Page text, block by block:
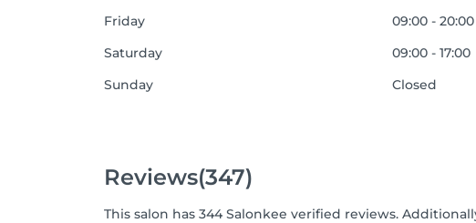
Friday
09:00 - 20:00
Saturday
09:00 - 17:00
Sunday
Closed
Reviews(347)
This salon has 344 Salonkee verified reviews.